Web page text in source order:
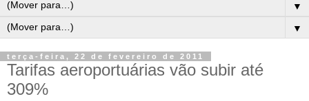
▼
▼
terça-feira, 22 de fevereiro de 2011
Tarifas aeroportuárias vão subir até
309%